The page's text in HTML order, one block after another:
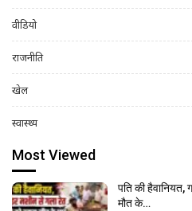
वीडियो
राजनीति
खेल
स्वास्थ्य
Most Viewed
पति की हैवानियत,
मौत के…